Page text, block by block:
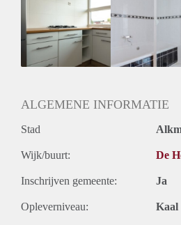
ALGEMENE INFORMATIE
Stad
Wijk/buurt: De
Inschrijven gemeente: Ja
Opleverniveau: Kaal